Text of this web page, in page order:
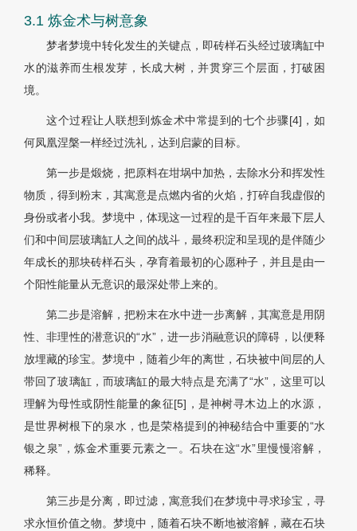
3.1 炼金术与树意象
梦者梦境中转化发生的关键点，即砖样石头经过玻璃缸中
水的滋养而生根发芽，长成大树，并贯穿三个层面，打破困
境。
这个过程让人联想到炼金术中常提到的七个步骤[4]，如
何凤凰涅槃一样经过洗礼，达到启蒙的目标。
第一步是煅烧，把原料在坩埚中加热，去除水分和挥发性
物质，得到粉末，其寓意是点燃内省的火焰，打碎自我虚假的
身份或者小我。梦境中，体现这一过程的是千百年来最下层人
们和中间层玻璃缸人之间的战斗，最终积淀和呈现的是伴随少
年成长的那块砖样石头，孕育着最初的心愿种子，并且是由一
个阳性能量从无意识的最深处带上来的。
第二步是溶解，把粉末在水中进一步离解，其寓意是用阴
性、非理性的潜意识的“水”，进一步消融意识的障碍，以便释
放埋藏的珍宝。梦境中，随着少年的离世，石块被中间层的人
带回了玻璃缸，而玻璃缸的最大特点是充满了“水”，这里可以
理解为母性或阴性能量的象征[5]，是神树寻木边上的水源，
是世界树根下的泉水，也是荣格提到的神秘结合中重要的“水
银之泉”，炼金术重要元素之一。石块在这“水”里慢慢溶解，
稀释。
第三步是分离，即过滤，寓意我们在梦境中寻求珍宝，寻
求永恒价值之物。梦境中，随着石块不断地被溶解，藏在石块